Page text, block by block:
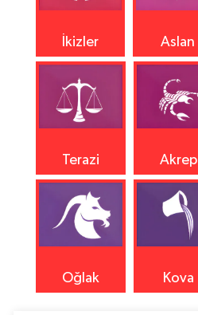
İkizler Aslan
Terazi Akrep
Oğlak Kova